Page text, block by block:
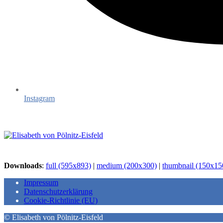
Instagram
Downloads: full (595x893) | medium (200x300) | thumbnail
Impressum
Datenschutzerklärung
Cookie-Richtlinie (EU)
© Elisabeth von Pölnitz-Eisfeld